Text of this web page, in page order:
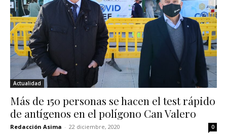
Actualidad
Más de 150 personas se hacen el test rápido
de antígenos en el polígono Can Valero
Redacción Asima - 22 diciembre, 2020 0